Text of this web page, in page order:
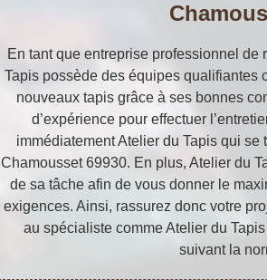
En tant que entreprise professionnel de
Tapis possède des équipes qualifiantes
nouveaux tapis grâce à ses bonnes
d’expérience pour effectuer
immédiatement Atelier du Tapis qui
Chamousset 69930. En plus, Atelier du
de sa tâche afin de vous donner le
exigences. Ainsi, rassurez donc votre
au spécialiste comme Atelier du
suivant la